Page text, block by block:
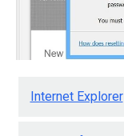
Internet Explorer